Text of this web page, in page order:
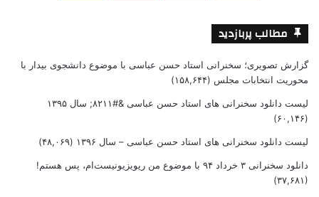
مطالب پربازدید
گزارش تصویری؛ سخنرانی استاد حسن عباسی با موضوع دانشجوی بیدار با
محوریت انتخابات مجلس (۱۵۸,۶۴۴)
لیست دانلود سخنرانی های استاد حسن عباسی &#۸۲۱۱; سال ۱۳۹۵
(۶۰,۱۴۶)
لیست دانلود سخنرانی های استاد حسن عباسی – سال ۱۳۹۶ (۴۸,۰۶۹)
دانلود سخنرانی ۳ خرداد ۹۴ با موضوع من ریویزیونیست‌ام، پس هستم!
(۳۷,۶۸۱)